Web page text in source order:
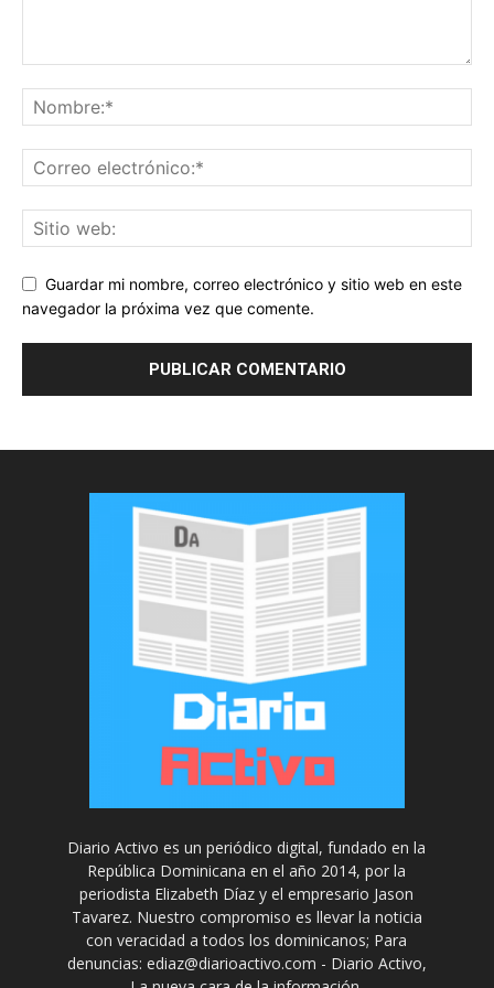
Guardar mi nombre, correo electrónico y sitio web en este
navegador la próxima vez que comente.
Diario Activo es un periódico digital, fundado en la
República Dominicana en el año 2014, por la
periodista Elizabeth Díaz y el empresario Jason
Tavarez. Nuestro compromiso es llevar la noticia
con veracidad a todos los dominicanos; Para
denuncias: ediaz@diarioactivo.com - Diario Activo,